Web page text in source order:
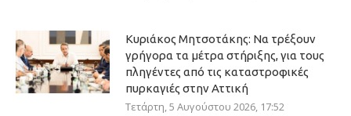
Κυριάκος Μητσοτάκης: Να τρέξουν
γρήγορα τα μέτρα στήριξης, για τους
πληγέντες από τις καταστροφικές
πυρκαγιές στην Αττική
Τετάρτη, 5 Αυγούστου 2026, 17:52